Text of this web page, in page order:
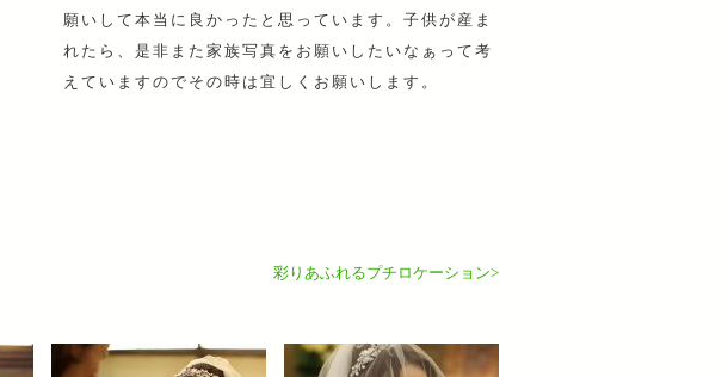
願いして本当に良かったと思っています。子供が産ま
れたら、是非また家族写真をお願いしたいなぁって考
えていますのでその時は宜しくお願いします。
彩りあふれるプチロケーション>